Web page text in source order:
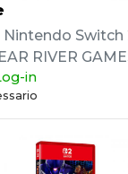
Switch
RIVER
in